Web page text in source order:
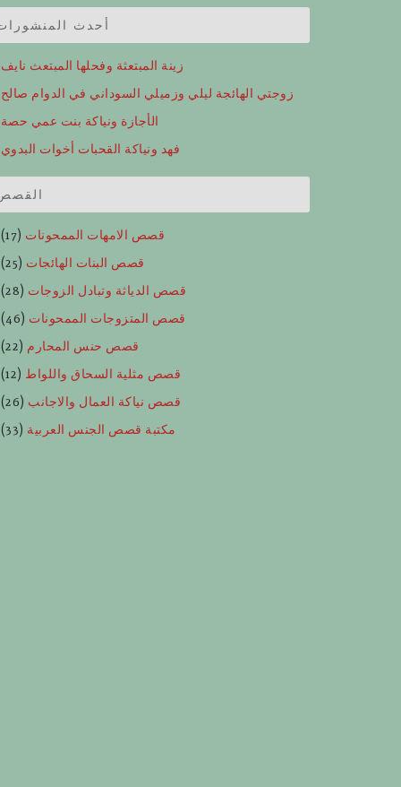
أحدث
زينة المبتعثة وفحلها المبتعث نايف
زوجتي الهائجة ليلي وزميلي السوداني في الدوام صالح
الأجازة ونياكة بنت عمي حصة
فهد ونياكة القحبات أخوات البدوي
قصص الامهات الممحونات (17)
قصص البنات الهائجات (25)
قصص الدياثة وتبادل الزوجات (28)
قصص المتزوجات الممحونات (46)
قصص حنس المحارم (22)
قصص مثلية السحاق واللواط (12)
قصص نياكة العمال والاجانب (26)
مكتبة قصص الجنس العربية (33)